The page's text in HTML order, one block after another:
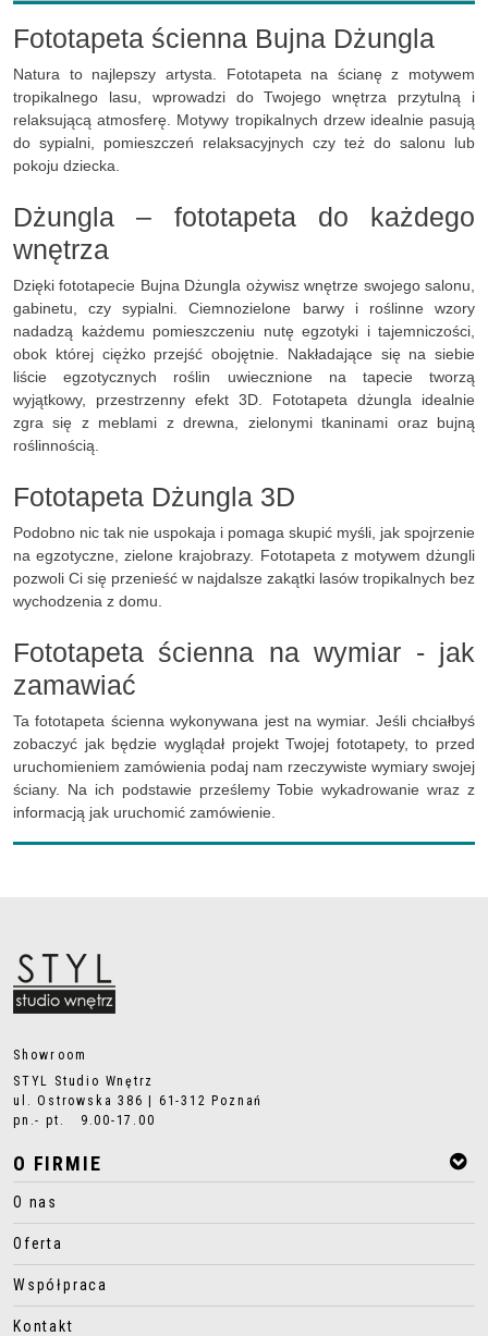
Fototapeta ścienna Bujna Dżungla
Natura to najlepszy artysta. Fototapeta na ścianę z motywem
tropikalnego lasu, wprowadzi do Twojego wnętrza przytulną i
relaksującą atmosferę. Motywy tropikalnych drzew idealnie pasują
do sypialni, pomieszczeń relaksacyjnych czy też do salonu lub
pokoju dziecka.
Dżungla – fototapeta do każdego
wnętrza
Dzięki fototapecie Bujna Dżungla ożywisz wnętrze swojego salonu,
gabinetu, czy sypialni. Ciemnozielone barwy i roślinne wzory
nadadzą każdemu pomieszczeniu nutę egzotyki i tajemniczości,
obok której ciężko przejść obojętnie. Nakładające się na siebie
liście egzotycznych roślin uwiecznione na tapecie tworzą
wyjątkowy, przestrzenny efekt 3D. Fototapeta dżungla idealnie
zgra się z meblami z drewna, zielonymi tkaninami oraz bujną
roślinnością.
Fototapeta Dżungla 3D
Podobno nic tak nie uspokaja i pomaga skupić myśli, jak spojrzenie
na egzotyczne, zielone krajobrazy. Fototapeta z motywem dżungli
pozwoli Ci się przenieść w najdalsze zakątki lasów tropikalnych bez
wychodzenia z domu.
Fototapeta ścienna na wymiar - jak
zamawiać
Ta fototapeta ścienna wykonywana jest na wymiar. Jeśli chciałbyś
zobaczyć jak będzie wyglądał projekt Twojej fototapety, to przed
uruchomieniem zamówienia podaj nam rzeczywiste wymiary swojej
ściany. Na ich podstawie prześlemy Tobie wykadrowanie wraz z
informacją jak uruchomić zamówienie.
Showroom
STYL Studio Wnętrz
ul. Ostrowska 386 | 61-312 Poznań
pn.- pt. 9.00-17.00
O FIRMIE
O nas
Oferta
Współpraca
Kontakt